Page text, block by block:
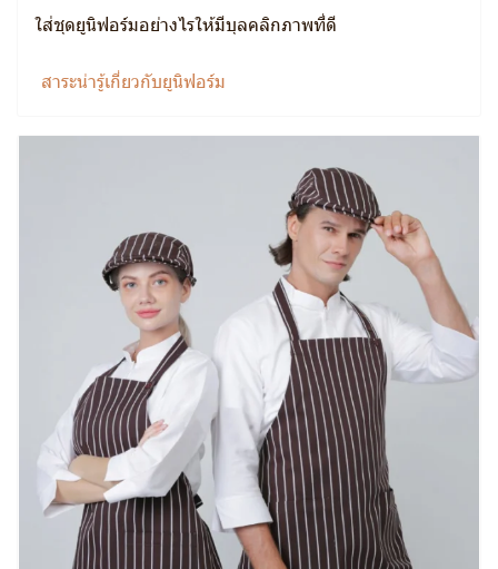
ใส่ชุดยูนิฟอร์มอย่างไรให้มีบุลคลิกภาพที่ดี
สาระน่ารู้เกี่ยวกับยูนิฟอร์ม